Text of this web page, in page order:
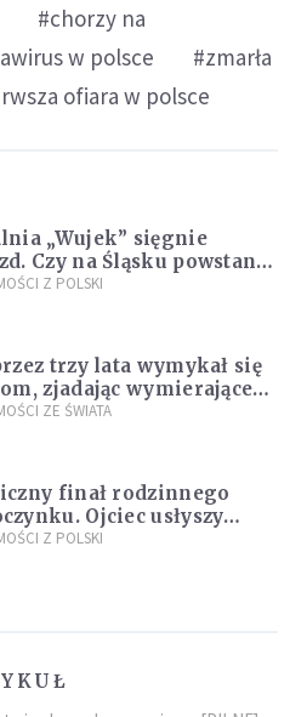
#chorzy na
w polsce
#zmarła
ofiara w polsce
„Wujek” sięgnie
Czy na Śląsku powstanie
Krzemowa”?
Z POLSKI
trzy lata wymykał się
zjadając wymierające
W końcu popełnił
ZE ŚWIATA
finał rodzinnego
Ojciec usłyszy
Z POLSKI